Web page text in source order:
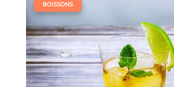
BOISSONS